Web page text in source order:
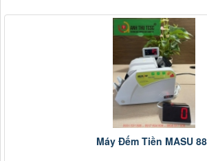
Máy Đếm Tiền MASU